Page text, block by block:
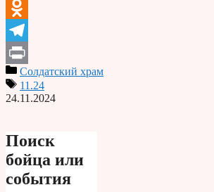
VK
Odnoklassniki
Telegram
PrintСолдатский храм
11.24
24.11.2024
Поиск
бойца или
события